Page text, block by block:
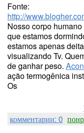
Fonte:
http://
Nosso corpo
que estamos
estamos apenas
visualizando Tv.
de ganhar peso.
ação termogênica
Os
комментарии: 0